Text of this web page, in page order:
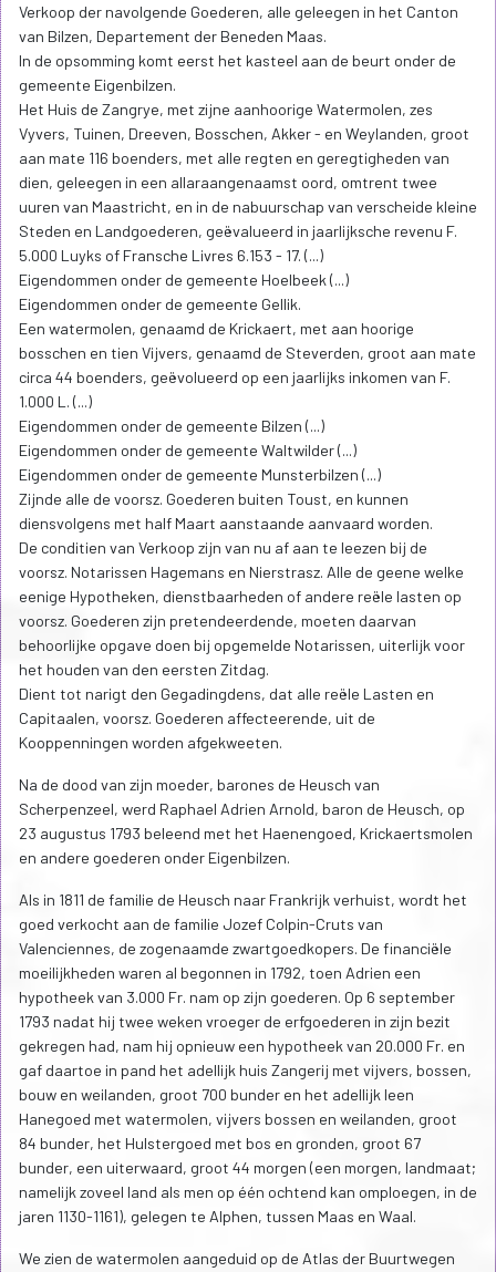
Verkoop der navolgende Goederen, alle geleegen in het Canton
van Bilzen, Departement der Beneden Maas.
In de opsomming komt eerst het kasteel aan de beurt onder de
gemeente Eigenbilzen.
Het Huis de Zangrye, met zijne aanhoorige Watermolen, zes
Vyvers, Tuinen, Dreeven, Bosschen, Akker - en Weylanden, groot
aan mate 116 boenders, met alle regten en geregtigheden van
dien, geleegen in een allaraangenaamst oord, omtrent twee
uuren van Maastricht, en in de nabuurschap van verscheide kleine
Steden en Landgoederen, geëvalueerd in jaarlijksche revenu F.
5.000 Luyks of Fransche Livres 6.153 - 17. (...)
Eigendommen onder de gemeente Hoelbeek (...)
Eigendommen onder de gemeente Gellik.
Een watermolen, genaamd de Krickaert, met aan hoorige
bosschen en tien Vijvers, genaamd de Steverden, groot aan mate
circa 44 boenders, geëvolueerd op een jaarlijks inkomen van F.
1.000 L. (...)
Eigendommen onder de gemeente Bilzen (...)
Eigendommen onder de gemeente Waltwilder (...)
Eigendommen onder de gemeente Munsterbilzen (...)
Zijnde alle de voorsz. Goederen buiten Toust, en kunnen
diensvolgens met half Maart aanstaande aanvaard worden.
De conditien van Verkoop zijn van nu af aan te leezen bij de
voorsz. Notarissen Hagemans en Nierstrasz. Alle de geene welke
eenige Hypotheken, dienstbaarheden of andere reële lasten op
voorsz. Goederen zijn pretendeerdende, moeten daarvan
behoorlijke opgave doen bij opgemelde Notarissen, uiterlijk voor
het houden van den eersten Zitdag.
Dient tot narigt den Gegadingdens, dat alle reële Lasten en
Capitaalen, voorsz. Goederen affecteerende, uit de
Kooppenningen worden afgekweeten.
Na de dood van zijn moeder, barones de Heusch van
Scherpenzeel, werd Raphael Adrien Arnold, baron de Heusch, op
23 augustus 1793 beleend met het Haenengoed, Krickaertsmolen
en andere goederen onder Eigenbilzen.
Als in 1811 de familie de Heusch naar Frankrijk verhuist, wordt het
goed verkocht aan de familie Jozef Colpin-Cruts van
Valenciennes, de zogenaamde zwartgoedkopers. De financiële
moeilijkheden waren al begonnen in 1792, toen Adrien een
hypotheek van 3.000 Fr. nam op zijn goederen. Op 6 september
1793 nadat hij twee weken vroeger de erfgoederen in zijn bezit
gekregen had, nam hij opnieuw een hypotheek van 20.000 Fr. en
gaf daartoe in pand het adellijk huis Zangerij met vijvers, bossen,
bouw en weilanden, groot 700 bunder en het adellijk leen
Hanegoed met watermolen, vijvers bossen en weilanden, groot
84 bunder, het Hulstergoed met bos en gronden, groot 67
bunder, een uiterwaard, groot 44 morgen (een morgen, landmaat;
namelijk zoveel land als men op één ochtend kan omploegen, in de
jaren 1130-1161), gelegen te Alphen, tussen Maas en Waal.
We zien de watermolen aangeduid op de Atlas der Buurtwegen